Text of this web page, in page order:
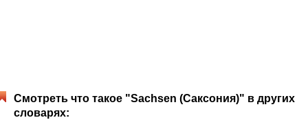
Смотреть что такое "Sachsen (Саксония)" в других
словарях: